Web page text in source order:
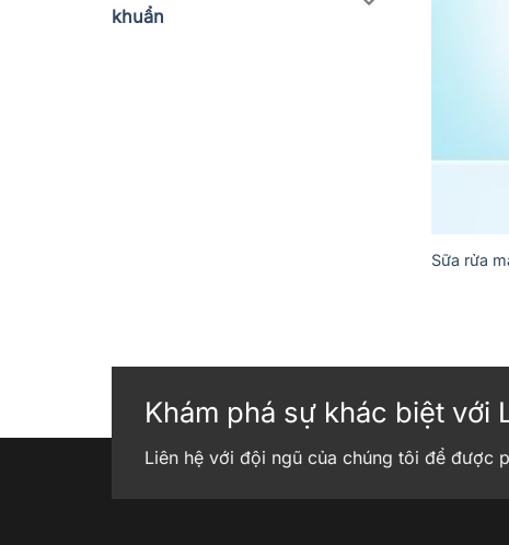
khuẩn
Sữa rửa
Khám phá sự khác biệt với
Liên hệ với đội ngũ của chúng tôi để được